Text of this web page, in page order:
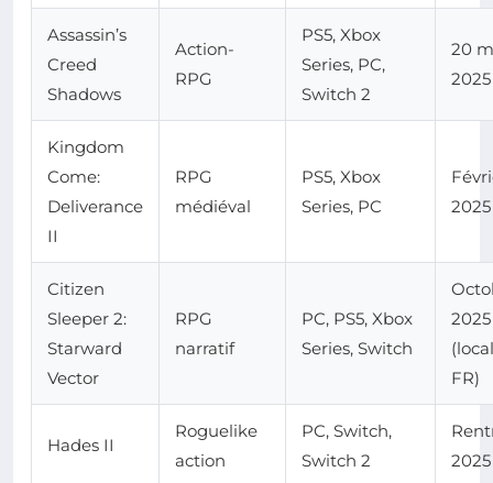
Assassin’s
Creed
Shadows
Action-
RPG
PS5, Xbox
Series, PC,
Switch 2
20
2025
Kingdom
Come:
Deliverance
II
RPG
médiéval
PS5, Xbox
Series, PC
2025
Citizen
Sleeper 2:
Starward
Vector
RPG
narratif
PC, PS5, Xbox
Series, Switch
2025
FR)
Hades II
Roguelike
action
PC, Switch,
Switch 2
2025